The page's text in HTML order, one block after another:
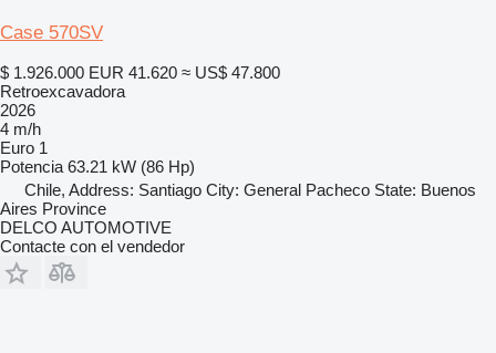
Case 570SV
$ 1.926.000 EUR 41.620 ≈ US$ 47.800
Retroexcavadora
2026
4 m/h
Euro 1
Potencia 63.21 kW (86 Hp)
Chile, Address: Santiago City: General Pacheco State: Buenos
Aires Province
DELCO AUTOMOTIVE
Contacte con el vendedor